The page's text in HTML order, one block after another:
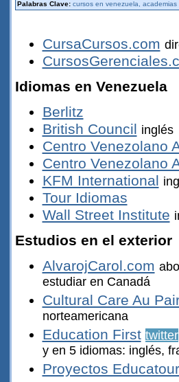
Palabras Clave: cursos en venezuela,
CursaCursos.com
Idiomas en Venezuela
Berlitz
British Council inglés
Centro Venezolano
Centro Venezolano
KFM International
Tour Idiomas
Wall Street Institute
Estudios en el exterior
AlvarojCarol.com
estudiar en Canadá
Cultural Care Au
norteamericana
Education First twitter
y en 5 idiomas: inglés,
Proyectos